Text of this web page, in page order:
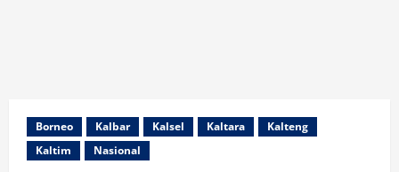
Borneo Kalbar Kalsel Kaltara
Kalteng
Kaltim
Nasional